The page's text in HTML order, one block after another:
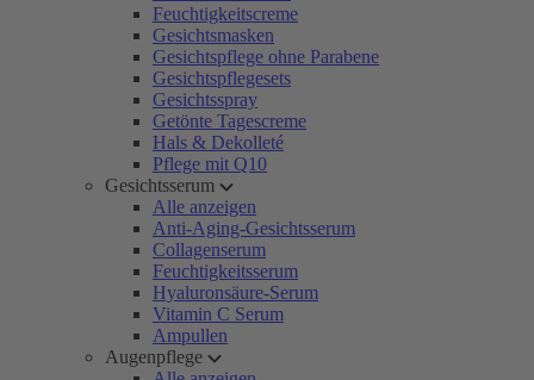
Feuchtigkeitscreme
Gesichtsmasken
Gesichtspflege ohne Parabene
Gesichtspflegesets
Gesichtsspray
Getönte Tagescreme
Hals & Dekolleté
Pflege mit Q10
Gesichtsserum
Alle anzeigen
Anti-Aging-Gesichtsserum
Collagenserum
Feuchtigkeitsserum
Hyaluronsäure-Serum
Vitamin C Serum
Ampullen
Augenpflege